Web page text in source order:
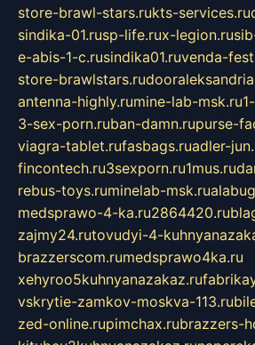
store-brawl-stars.rukts-services.ru
sindika-01.rusp-life.rux-legion.ru
e-abis-1-c.rusindika01.ruvenda-
store-brawlstars.ru
antenna-highly.rumine-lab-msk.ru
3-sex-porn.ruban-damn.rupurse-
viagra-tablet.rufasbags.ruadler-
fincontech.ru3sexporn.ru1mus.ru
rebus-toys.ruminelab-msk.ru
medsprawo-4-ka.ru2864420.ru
zajmy24.rutovudyi-4-
brazzerscom.rumedsprawo4ka.ru
xehyroo5kuhnyanazakaz.ru
vskrytie-zamkov-moskva-113.ru
zed-online.rupimchax.rubrazzers-